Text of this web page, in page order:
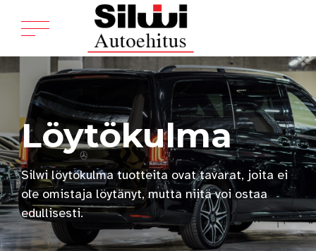
Löytökulma
Silwi löytökulma tuotteita ovat tavarat, joita ei
ole omistaja löytänyt, mutta niitä voi ostaa
edullisesti.